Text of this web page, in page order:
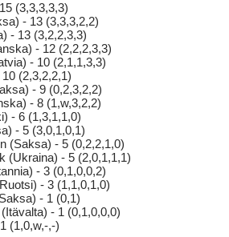
(3,3,3,3,3)
- 13 (3,3,3,2,2)
- 13 (3,2,2,3,3)
- 12 (2,2,2,3,3)
- 10 (2,1,1,3,3)
(2,3,2,2,1)
- 9 (0,2,3,2,2)
- 8 (1,w,3,2,2)
- 6 (1,3,1,1,0)
- 5 (3,0,1,0,1)
(Saksa) - 5 (0,2,2,1,0)
(Ukraina) - 5 (2,0,1,1,1)
- 3 (0,1,0,0,2)
- 3 (1,1,0,1,0)
- 1 (0,1)
- 1 (0,1,0,0,0)
(1,0,w,-,-)